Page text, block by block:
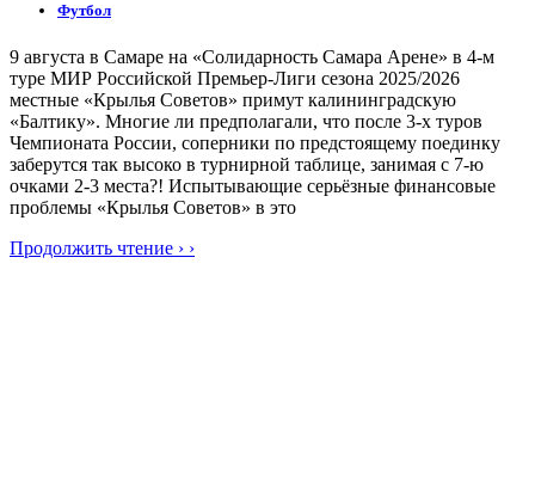
Футбол
9 августа в Самаре на «Солидарность Самара Арене» в 4-м
туре МИР Российской Премьер-Лиги сезона 2025/2026
местные «Крылья Советов» примут калининградскую
«Балтику». Многие ли предполагали, что после 3-х туров
Чемпионата России, соперники по предстоящему поединку
заберутся так высоко в турнирной таблице, занимая с 7-ю
очками 2-3 места?! Испытывающие серьёзные финансовые
проблемы «Крылья Советов» в это
Продолжить чтение › ›